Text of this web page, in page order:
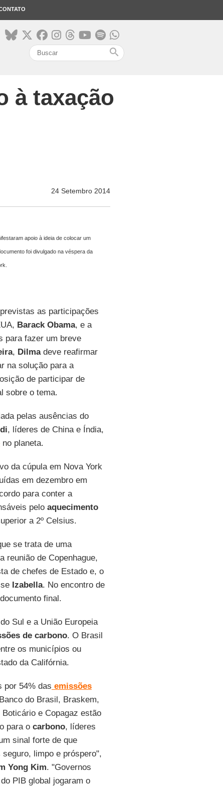
search
à taxação
24 Setembro 2014
apoio à ideia de colocar um
foi divulgado na véspera da
as participações
Barack Obama, e a
para fazer um breve
, Dilmadeve reafirmar
na solução para a
de participar de
sobre o tema.
pelas ausências do
, líderes de China e Índia,
no planeta.
da cúpula em Nova York
em dezembro em
para conter a
pelo aquecimento
a 2º Celsius.
se trata de uma
reunião de Copenhague,
de chefes de Estado e, o
Izabella. No encontro de
final.
Sul e a União Europeia
de carbono. O Brasil
os municípios ou
da Califórnia.
por 54% das emissões
do Brasil, Braskem,
e Copagaz estão
para o carbono, líderes
sinal forte de que
limpo e próspero",
Yong Kim. "Governos
PIB global jogaram o